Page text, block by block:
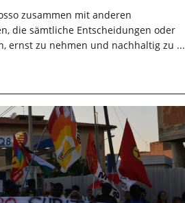
zusammen mit anderen
die sämtliche Entscheidungen oder
ernst zu nehmen und nachhaltig zu ...